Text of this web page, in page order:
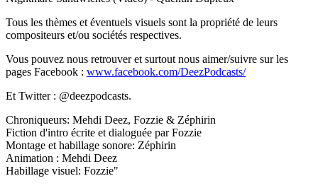
Tous les thèmes et éventuels visuels sont la propriété de leurs
compositeurs et/ou sociétés respectives.
Vous pouvez nous retrouver et surtout nous aimer/suivre sur les
pages Facebook : www.facebook.com/DeezPodcasts/
Et Twitter : @deezpodcasts.
Chroniqueurs: Mehdi Deez, Fozzie & Zéphirin
Fiction d'intro écrite et dialoguée par Fozzie
Montage et habillage sonore: Zéphirin
Animation : Mehdi Deez
Habillage visuel: Fozzie"